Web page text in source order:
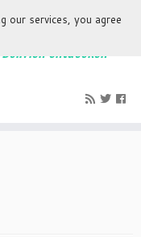
entdecken
our services, you agree